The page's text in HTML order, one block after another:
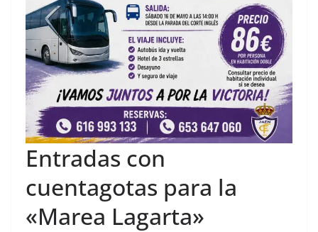
Entradas con
cuentagotas para la
«Marea Lagarta»